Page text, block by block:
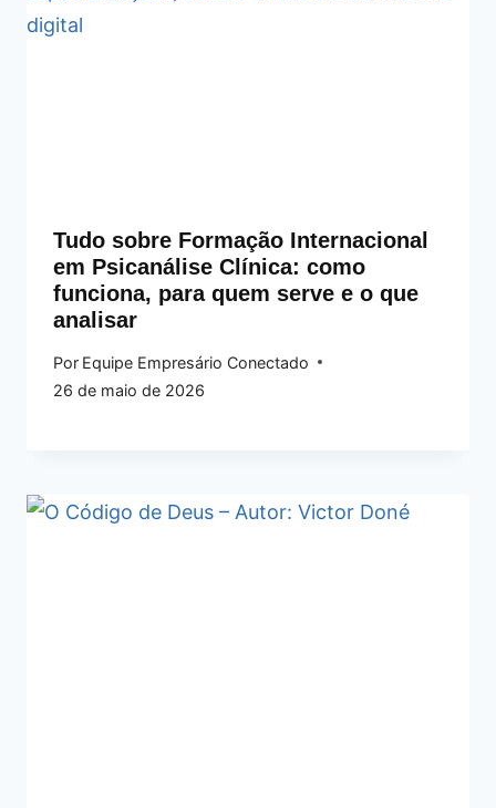
Tudo sobre Formação Internacional
em Psicanálise Clínica: como
funciona, para quem serve e o que
analisar
Por Equipe Empresário Conectado
26 de maio de 2026